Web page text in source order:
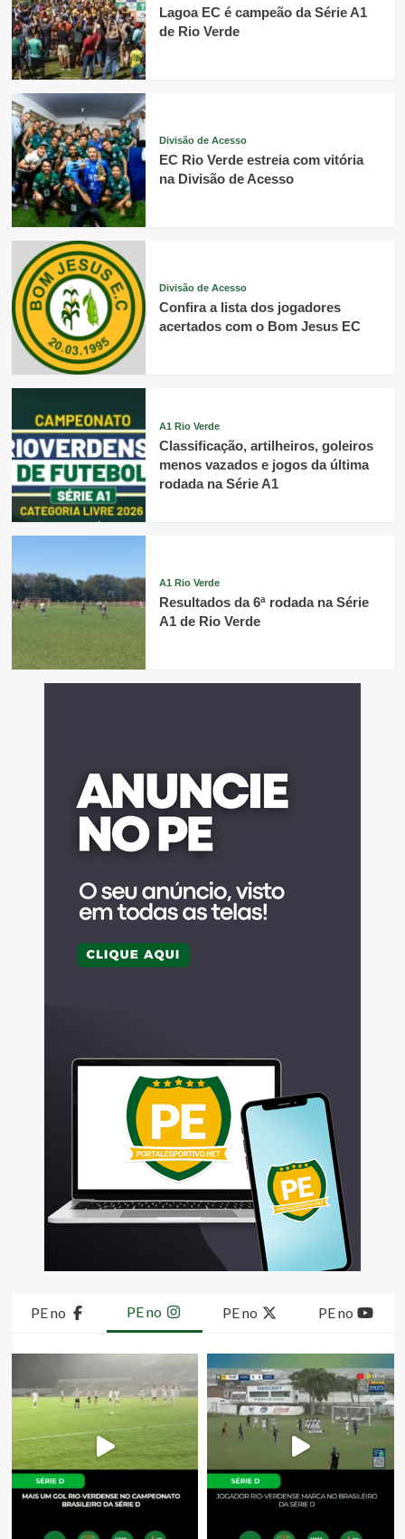
Lagoa EC é campeão da Série A1
de Rio Verde
Divisão de Acesso
EC Rio Verde estreia com vitória
na Divisão de Acesso
Divisão de Acesso
Confira a lista dos jogadores
acertados com o Bom Jesus EC
A1 Rio Verde
Classificação, artilheiros, goleiros
menos vazados e jogos da última
rodada na Série A1
A1 Rio Verde
Resultados da 6ª rodada na Série
A1 de Rio Verde
PE no PE no PE no PE no